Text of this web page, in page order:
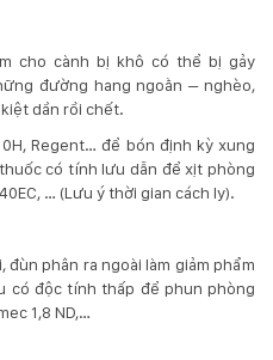
cho cành bị khô có thể bị gảy
đường hang ngoằn – nghèo,
dần rồi chết.
Regent… để bón định kỳ xung
có tính lưu dẫn để xịt phòng
… (Lưu ý thời gian cách ly).
phân ra ngoài làm giảm phẩm
có độc tính thấp để phun phòng
1,8 ND,…